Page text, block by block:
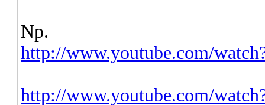
Np.
http://www.youtube.com/
http://www.youtube.com/